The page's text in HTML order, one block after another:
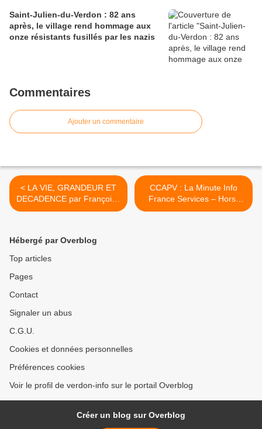
Saint-Julien-du-Verdon : 82 ans
après, le village rend hommage aux
onze résistants fusillés par les nazis
Commentaires
Ajouter un commentaire
< LA VIE, GRANDEUR ET
DECADENCE par Françoise
Lucca
CCAPV : La Minute Info
France Services – Hors-
série : l’aide carburant de
Hébergé par Overblog
Top articles
Pages
Contact
Signaler un abus
C.G.U.
Cookies et données personnelles
Préférences cookies
Voir le profil de verdon-info sur le portail Overblog
Créer un blog sur Overblog